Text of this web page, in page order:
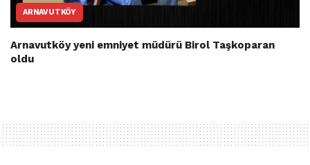
ARNAVUTKÖY
Arnavutköy yeni emniyet müdürü Birol Taşkoparan
oldu